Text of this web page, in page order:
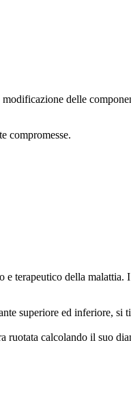
delle
compromesse.
terapeutico della
superiore ed inferiore,
calcolando il suo